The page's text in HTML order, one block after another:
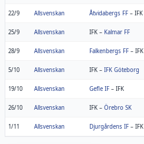
22/9 Allsvenskan Åtvidabergs FF– IFK
25/9 Allsvenskan IFK– Kalmar FF
28/9 Allsvenskan Falkenbergs FF– IFK
5/10 Allsvenskan IFK– IFK Göteborg
19/10 Allsvenskan Gefle IF– IFK
26/10 Allsvenskan IFK– Örebro SK
1/11 Allsvenskan Djurgårdens IF– IFK